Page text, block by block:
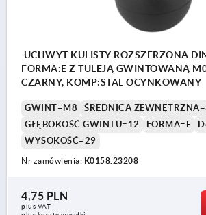
UCHWYT KULISTY ROZSZERZONA
FORMA:E Z TULEJĄ GWINTOWANĄ
CZARNY, KOMP:STAL OCYNKOWANY
GWINT=M8
ŚREDNICA
GŁĘBOKOŚĆ GWINTU=12
FORMA=E
WYSOKOŚĆ=29
Nr zamówienia: K0158.23208
4,75 PLN
plus VAT